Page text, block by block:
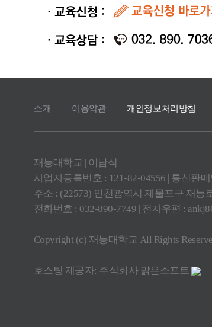
소개 이용약관 개인정보처리방침
재능대학교 | 이남식
사업자등록번호 : 121-82-04556 | 통신판
주소 : (22573) 인천광역시 제물포구 재능
전화번호 : 032-890-7749 | 전자우편 :
Copyright (c) 재능대학교 All Rights
호스팅 제공자: 주식회사 맑은소프트